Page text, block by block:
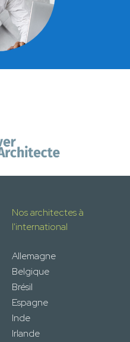
Nos architectes à
l'international
Allemagne
Belgique
Brésil
Espagne
Inde
Irlande